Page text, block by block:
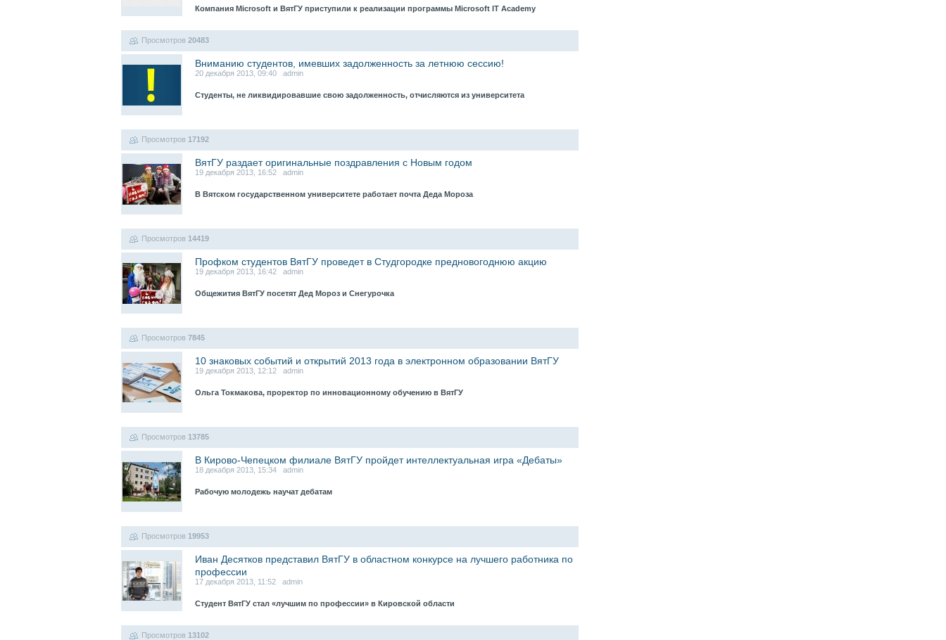
Компания Microsoft и ВятГУ приступили к реализации программы Microsoft IT Academy
Просмотров 20483
Вниманию студентов, имевших задолженность за летнюю сессию!
20 декабря 2013, 09:40 admin
Cтуденты, не ликвидировавшие свою задолженность, отчисляются из университета
Просмотров 17192
ВятГУ раздает оригинальные поздравления с Новым годом
19 декабря 2013, 16:52 admin
В Вятском государственном университете работает почта Деда Мороза
Просмотров 14419
Профком студентов ВятГУ проведет в Студгородке предновогоднюю акцию
19 декабря 2013, 16:42 admin
Общежития ВятГУ посетят Дед Мороз и Снегурочка
Просмотров 7845
10 знаковых событий и открытий 2013 года в электронном образовании ВятГУ
19 декабря 2013, 12:12 admin
Ольга Токмакова, проректор по инновационному обучению в ВятГУ
Просмотров 13785
В Кирово-Чепецком филиале ВятГУ пройдет интеллектуальная игра «Дебаты»
18 декабря 2013, 15:34 admin
Рабочую молодежь научат дебатам
Просмотров 19953
Иван Десятков представил ВятГУ в областном конкурсе на лучшего работника по
профессии
17 декабря 2013, 11:52 admin
Студент ВятГУ стал «лучшим по профессии» в Кировской области
Просмотров 13102